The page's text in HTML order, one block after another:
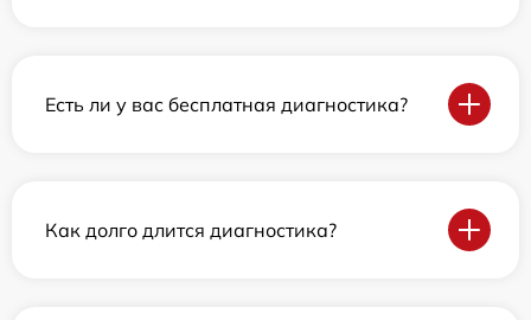
Есть ли у вас бесплатная диагностика?
Как долго длится диагностика?